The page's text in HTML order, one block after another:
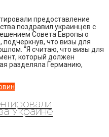
предоставление
поздравил украинцев с
Совета Европы о
подчеркнув, что визы для
“Я считаю, что визы для
который должен
разделяла Германию,
Украине